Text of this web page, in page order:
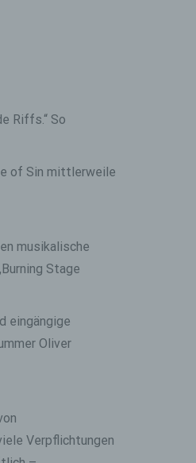
Riffs.“ So
of Sin mittlerweile
musikalische
Stage
eingängige
Oliver
Verpflichtungen